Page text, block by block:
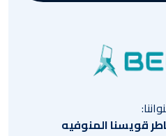
قويسنا المنوفيه